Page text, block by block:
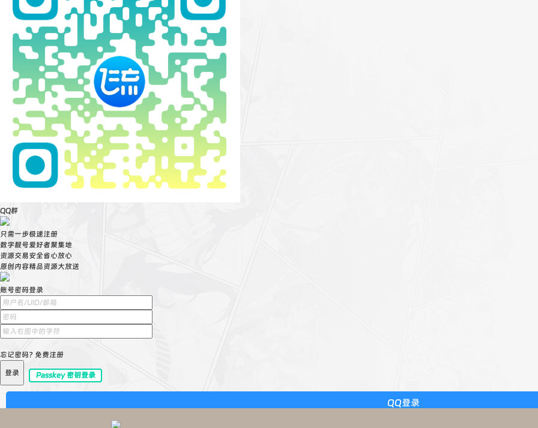
QQ群
只需一步极速注册
数字靓号爱好者聚集地
资源交易安全省心放心
原创内容精品资源大放送
账号密码登录
忘记密码? 免费注册
登录 Passkey 密钥登录
QQ登录